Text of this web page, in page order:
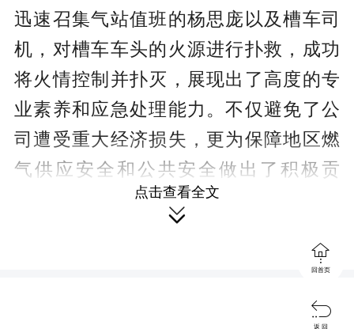
迅速召集气站值班的杨思庞以及槽车司
机，对槽车车头的火源进行扑救，成功
将火情控制并扑灭，展现出了高度的专
业素养和应急处理能力。不仅避免了公
司遭受重大经济损失，更为保障地区燃
气供应安全和公共安全做出了积极贡
献。公司依据事故隐患内部报告奖励机
制，给予龙运雨、杨思庞每人300元的现
点击查看全文


回首页

返 回